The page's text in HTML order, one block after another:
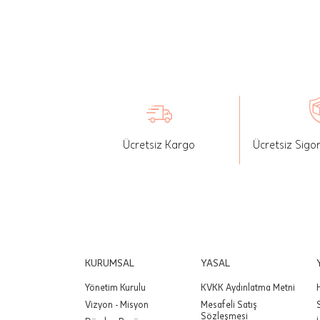
Ücretsiz Kargo Ücretsiz
KURUMSAL
Yönetim Kurulu
Vizyon - Misyon
YASAL
KVKK Aydınlatma Metni
Mesafeli Satış
Sözleşmesi
Önemli:
Önemli: